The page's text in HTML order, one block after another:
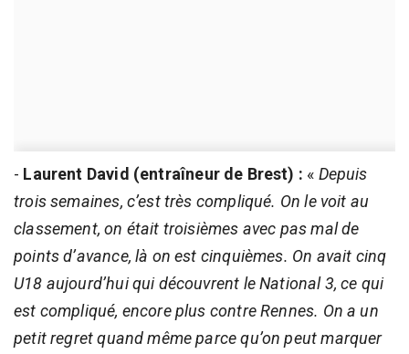
- Laurent David (entraîneur de Brest) : « Depuis
trois semaines, c’est très compliqué. On le voit au
classement, on était troisièmes avec pas mal de
points d’avance, là on est cinquièmes. On avait cinq
U18 aujourd’hui qui découvrent le National 3, ce qui
est compliqué, encore plus contre Rennes. On a un
petit regret quand même parce qu’on peut marquer